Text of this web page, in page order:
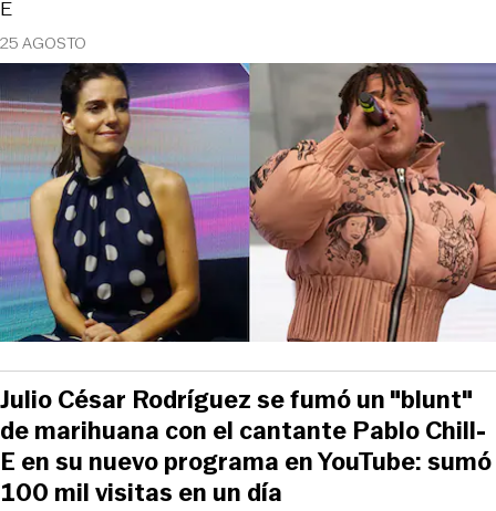
25 AGOSTO
E
Julio César Rodríguez se fumó un "blunt"
de marihuana con el cantante Pablo Chill-
E en su nuevo programa en YouTube: sumó
100 mil visitas en un día